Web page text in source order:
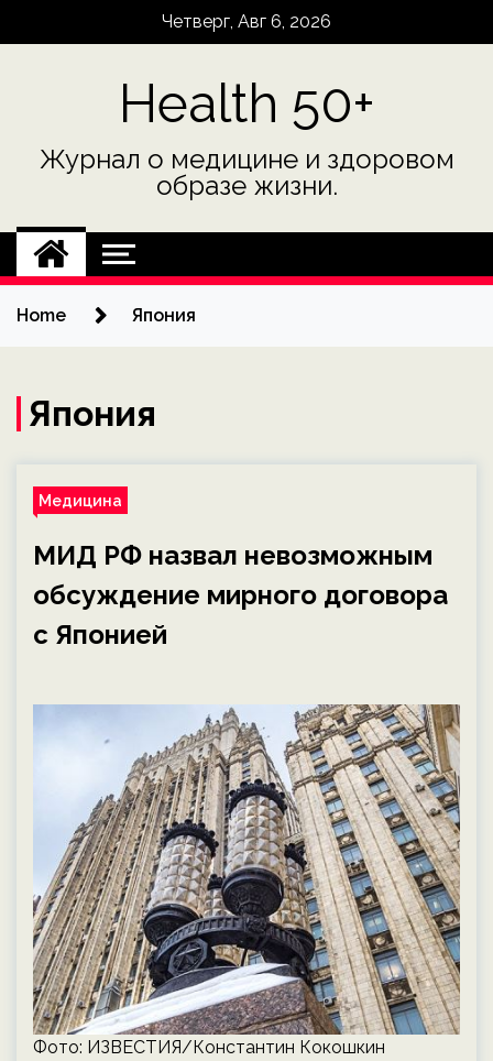
Четверг, Авг 6, 2026
Health 50+
Журнал о медицине и здоровом
образе жизни.
Home Япония
Япония
Медицина
МИД РФ назвал невозможным
обсуждение мирного договора
с Японией
Фото: ИЗВЕСТИЯ/Константин Кокошкин